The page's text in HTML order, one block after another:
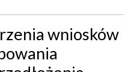
wniosków